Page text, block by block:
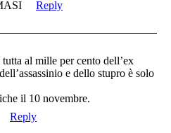
Reply
al mille per cento dell’ex
e dello stupro è solo
il 10 novembre.
Reply